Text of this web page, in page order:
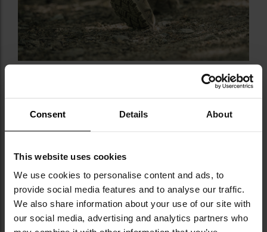
Consent Details About
This website uses cookies
We use cookies to personalise content and ads, to
provide social media features and to analyse our traffic.
We also share information about your use of our site with
our social media, advertising and analytics partners who
ZABEZPIECZENIE KOSTKI I DODATKOWA
OCHRONA STOPY
System
usztywnienia kostki z miękkim kołnierzem
skutecznie chroni przed urazami, a dodatkowa
warstwa materiału w okolicach palców i pięty, w